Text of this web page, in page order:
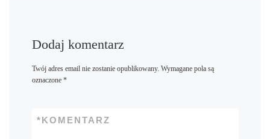
Dodaj komentarz
Twój adres email nie zostanie opublikowany. Wymagane pola są
oznaczone *
KOMENTARZ
*